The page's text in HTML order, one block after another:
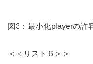
図3：最小化playerの許
＜＜リスト６＞＞